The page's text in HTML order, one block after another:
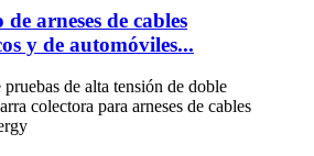
arneses de cables
y de automóviles...